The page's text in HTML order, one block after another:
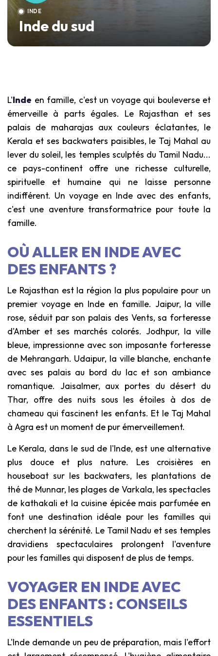
INDE
Inde du sud
L'Inde en famille, c'est un voyage qui bouleverse et
émerveille à parts égales. Le Rajasthan et ses
palais de maharajas aux couleurs éclatantes, le
Kerala et ses backwaters paisibles, le Taj Mahal au
lever du soleil, les temples sculptés du Tamil Nadu...
ce pays-continent offre une richesse culturelle,
spirituelle et humaine qui ne laisse personne
indifférent. Un voyage en Inde avec des enfants,
c'est une aventure transformatrice pour toute la
famille.
OÙ ALLER EN INDE AVEC
DES ENFANTS ?
Le Rajasthan est la région la plus populaire pour un
premier voyage en Inde en famille. Jaipur, la ville
rose, séduit par son palais des Vents, sa forteresse
d'Amber et ses marchés colorés. Jodhpur, la ville
bleue, impressionne avec son imposante forteresse
de Mehrangarh. Udaipur, la ville blanche, enchante
avec ses palais au bord du lac et son ambiance
romantique. Jaisalmer, aux portes du désert du
Thar, offre des nuits sous les étoiles à dos de
chameau qui fascinent les enfants. Et le Taj Mahal
à Agra est un moment de pur émerveillement.
Le Kerala, dans le sud de l'Inde, est une alternative
plus douce et plus nature. Les croisières en
houseboat sur les backwaters, les plantations de
thé de Munnar, les plages de Varkala, les spectacles
de kathakali et la cuisine épicée mais parfumée en
font une destination idéale pour les familles qui
cherchent la sérénité. Le Tamil Nadu et ses temples
dravidiens spectaculaires prolongent l'aventure
pour les familles qui disposent de plus de temps.
VOYAGER EN INDE AVEC
DES ENFANTS : CONSEILS
ESSENTIELS
L'Inde demande un peu de préparation, mais l'effort